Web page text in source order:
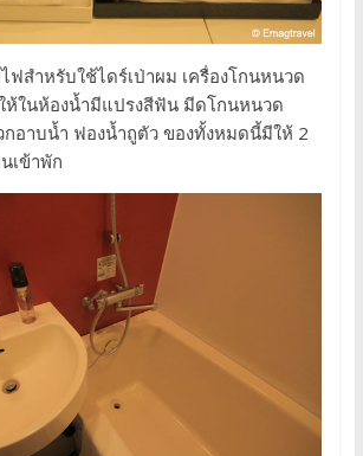
ฟสำหรับใช้ไดร์เป่าผม เครื่องโกนหนวด
ห้ในห้องน้ำมีแปรงสีฟัน มีดโกนหนวด
อาบน้ำ ฟองน้ำถูตัว ของทั้งหมดนี้มีให้ 2
เข้าพัก